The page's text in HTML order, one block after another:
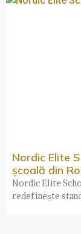
Nordic Elite
școală din
Nordic Elite
redefinește